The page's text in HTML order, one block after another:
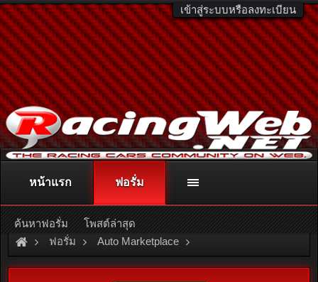
เข้าสู่ระบบหรือลงทะเบียน
ติดต่อลงโฆษณา racingweb@gmail.comหรือโทร. 081-811-1138
หรืออ่านรายละเอียดเพิ่มเติม คลิกที่นี่
ฟอรั่ม Auto Marketplace
Exterior & Accessories
หน้าแรก ฟอรั่ม
ค้นหาฟอรั่ม โพสต์ล่าสุด